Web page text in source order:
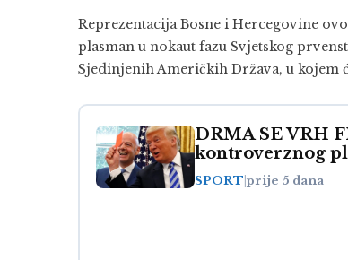
Reprezentacija Bosne i Hercegovine
plasman u nokaut fazu Svjetskog
Sjedinjenih Američkih Država, u kojem
DRMA SE VRH
kontroverznog
SPORT prije 5 dana